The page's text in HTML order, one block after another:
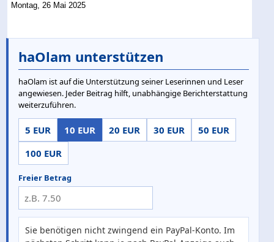
Montag, 26 Mai 2025
haOlam unterstützen
haOlam ist auf die Unterstützung seiner Leserinnen und Leser
angewiesen. Jeder Beitrag hilft, unabhängige Berichterstattung
weiterzuführen.
5 EUR 10 EUR 20 EUR 30 EUR
50 EUR
100 EUR
Freier Betrag
Sie benötigen nicht zwingend ein PayPal-Konto. Im